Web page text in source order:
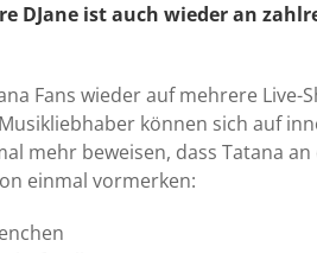
DJane ist auch wieder an
Fans wieder auf mehrere Live-
können sich auf
mehr beweisen, dass Tatana an
einmal vormerken: